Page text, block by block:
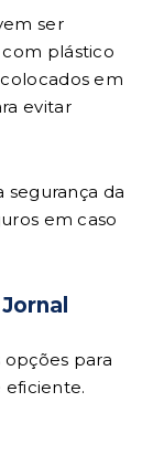
ser
plástico
em
evitar
segurança da
em caso
para
eficiente.